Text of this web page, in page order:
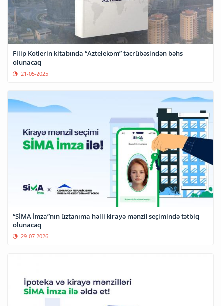
Filip Kotlerin kitabında “Aztelekom” təcrübəsindən bəhs
olunacaq
21-05-2025
“SİMA İmza”nın üztanıma həlli kirayə mənzil seçimində tətbiq
olunacaq
29-07-2026